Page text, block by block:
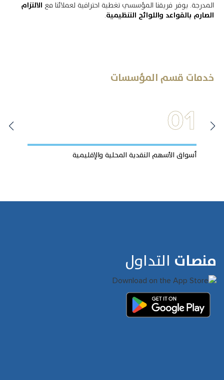
المدرجة. يوفر فريقنا المؤسسي تغطية احترافية لعملائنا مع الالتزام
الصارم بالقواعد واللوائح التنظيمية.
خدمات قسم المؤسسات
01
أسواق الأسهم النقدية المحلية والإقليمية
منصات التداول